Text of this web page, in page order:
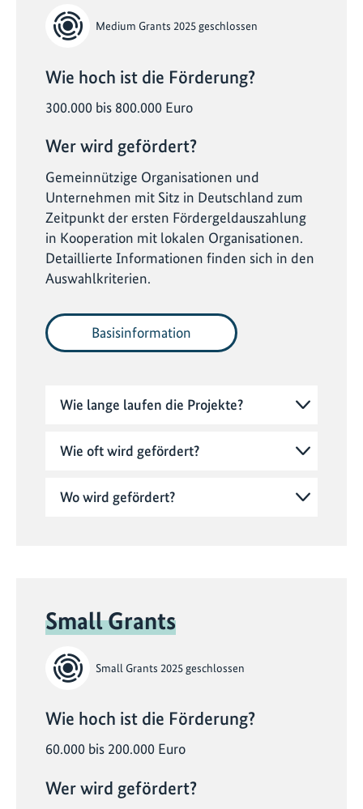
Medium Grants 2025 geschlossen
Wie hoch ist die Förderung?
300.000 bis 800.000 Euro
Wer wird gefördert?
Gemeinnützige Organisationen und
Unternehmen mit Sitz in Deutschland zum
Zeitpunkt der ersten Fördergeldauszahlung
in Kooperation mit lokalen Organisationen.
Detaillierte Informationen finden sich in den
Auswahlkriterien.
Basisinformation
Wie lange laufen die Projekte?
Wie oft wird gefördert?
Wo wird gefördert?
Small Grants
Small Grants 2025 geschlossen
Wie hoch ist die Förderung?
60.000 bis 200.000 Euro
Wer wird gefördert?